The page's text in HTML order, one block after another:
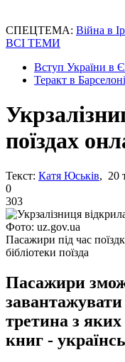
СПЕЦТЕМА: Війна в
ВСІ ТЕМИ
Вступ України в
Теракт в Барселоні
поїздах
Текст: Катя Юськів, 20
0
303
Фото: uz.gov.ua
Пасажири під час
бібліотеки поїзда
Пасажири
третина з
книг -